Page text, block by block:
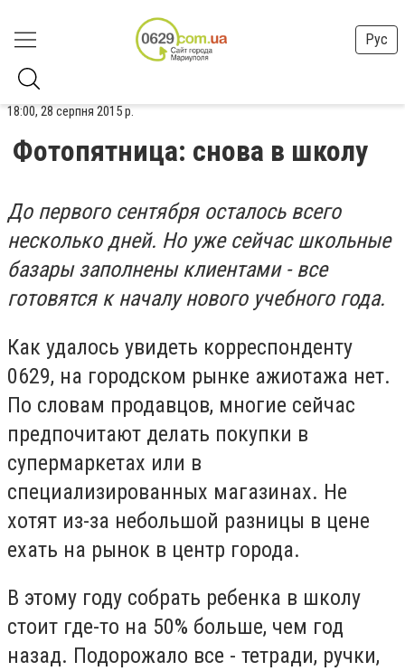
Рус
18:00, 28 серпня 2015 р.
Фотопятница: снова в школу
До первого сентября осталось всего
несколько дней. Но уже сейчас школьные
базары заполнены клиентами - все
готовятся к началу нового учебного года.
Как удалось увидеть корреспонденту
0629, на городском рынке ажиотажа нет.
По словам продавцов, многие сейчас
предпочитают делать покупки в
супермаркетах или в
специализированных магазинах. Не
хотят из-за небольшой разницы в цене
ехать на рынок в центр города.
В этому году собрать ребенка в школу
стоит где-то на 50% больше, чем год
назад. Подорожало все - тетради, ручки,